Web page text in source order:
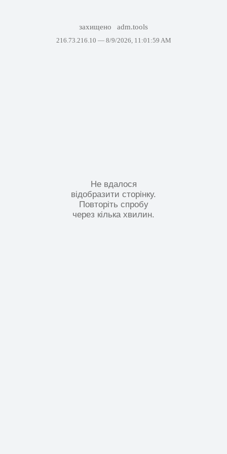
захищено adm.tools
216.73.216.10 — 8/9/2026, 11:01:59 AM
Не вдалося
відобразити сторінку.
Повторіть спробу
через кілька хвилин.